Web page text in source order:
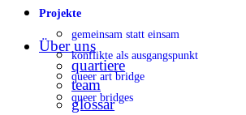
Projekte
gemeinsam statt einsam
konflikte als ausgangspunkt
queer art bridge
queer bridges
Über uns
quartiere
team
glossar